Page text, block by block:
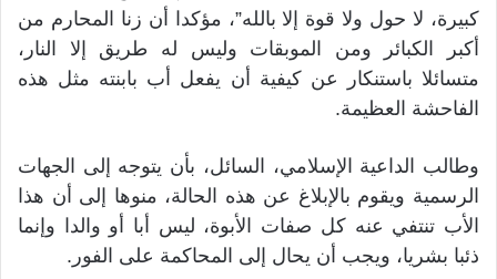
كبيرة، لا حول ولا قوة إلا بالله”، مؤكدا أن زنا المحارم من
أكبر الكبائر ومن الموبقات وليس له طريق إلا النار،
متسائلا باستنكار عن كيفية أن يفعل أب بابنته مثل هذه
الفاحشة العظيمة.
وطالب الداعية الإسلامي، السائل، بأن يتوجه إلى الجهات
الرسمية ويقوم بالإبلاغ عن هذه الحالة، منوها إلى أن هذا
الأب تنتفي عنه كل صفات الأبوة، ليس أبا أو والدا وإنما
ذئبا بشريا، ويجب أن يحال إلى المحاكمة على الفور.